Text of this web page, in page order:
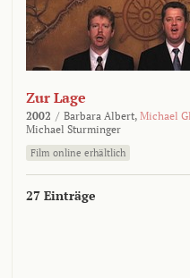
Zur Lage
2002 / Barbara Albert, Michael
Michael Sturminger
Film online erhältlich
27 Einträge